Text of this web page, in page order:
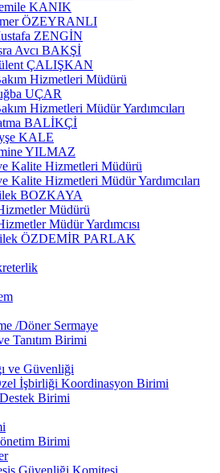
KANIK
ÖZEYRANLI
ZENGİN
Avcı BAKŞİ
ÇALIŞKAN
Hizmetleri Müdürü
UÇAR
Hizmetleri Müdür Yardımcıları
BALİKÇİ
KALE
YILMAZ
Kalite Hizmetleri Müdürü
Kalite Hizmetleri Müdür Yardımcıları
BOZKAYA
Müdürü
Müdür Yardımcısı
ÖZDEMİR PARLAK
/Döner Sermaye
Tanıtım Birimi
ve Güvenliği
İşbirliği Koordinasyon Birimi
Birimi
Birimi
Güvenliği Komitesi